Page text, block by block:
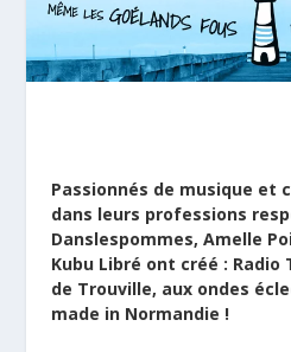
Passionnés de musique et
dans leurs professions
Danslespommes, Amelle
Kubu Libré ont créé :
de Trouville, aux ondes
made in Normandie !